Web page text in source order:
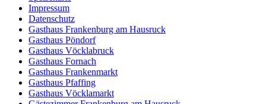
Impressum
Datenschutz
Gasthaus Frankenburg am Hausruck
Gasthaus Pöndorf
Gasthaus Vöcklabruck
Gasthaus Fornach
Gasthaus Frankenmarkt
Gasthaus Pfaffing
Gasthaus Vöcklamarkt